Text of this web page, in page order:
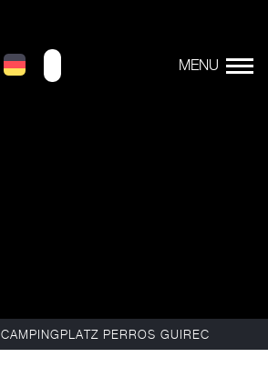
CAMPINGPLATZ PERROS GUIREC